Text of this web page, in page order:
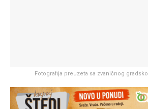
Fotografija preuzeta sa zvaničnog